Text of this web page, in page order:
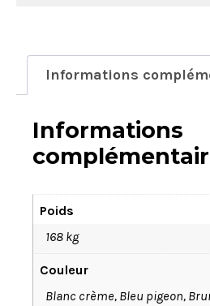
Informations
Informations
Poids
168 kg
Couleur
Blanc crème, Bleu pigeon,